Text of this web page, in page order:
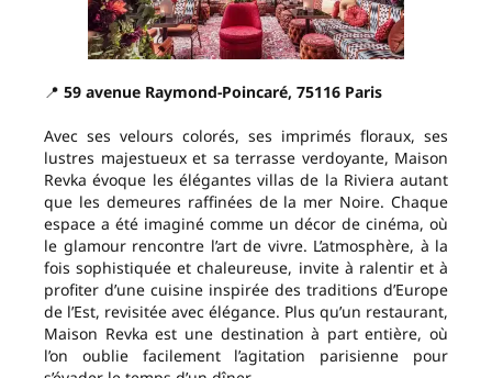
📍 59 avenue Raymond-Poincaré, 75116 Paris
Avec ses velours colorés, ses imprimés floraux, ses
lustres majestueux et sa terrasse verdoyante, Maison
Revka évoque les élégantes villas de la Riviera autant
que les demeures raffinées de la mer Noire. Chaque
espace a été imaginé comme un décor de cinéma, où
le glamour rencontre l’art de vivre. L’atmosphère, à la
fois sophistiquée et chaleureuse, invite à ralentir et à
profiter d’une cuisine inspirée des traditions d’Europe
de l’Est, revisitée avec élégance. Plus qu’un restaurant,
Maison Revka est une destination à part entière, où
l’on oublie facilement l’agitation parisienne pour